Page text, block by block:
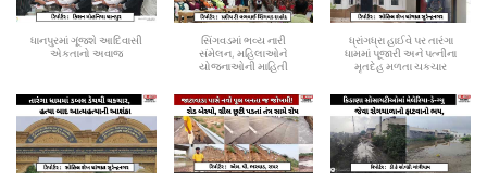
ધાનપુરમાં ગૂંજશે આદિવાસી
એકતાનો અવાજ
સિંગવડમાં ભવ્ય નારી
સંમેલન, મહિલાઓને
યોજનાઓની માહિતી
ધ્રાંગધ્રા હાઈવે પર તારંગા
ધામમાં પૂજારી અને પત્નીના
મૃતદેહ મળતા ચકચાર